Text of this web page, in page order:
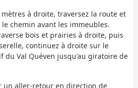
à droite, traversez la route et
chemin avant les immeubles.
bois et prairies à droite, puis
continuez à droite sur le
du Val Quéven jusqu'au giratoire de
un aller-retour en direction de